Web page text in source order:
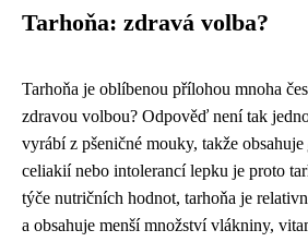
Tarhoňa: zdravá volba?
Tarhoňa je oblíbenou přílohou mnoha
zdravou volbou? Odpověď není tak
vyrábí z pšeničné mouky, takže obsahuje
celiakií nebo intolerancí lepku je proto
týče nutričních hodnot, tarhoňa je
a obsahuje menší množství vlákniny,